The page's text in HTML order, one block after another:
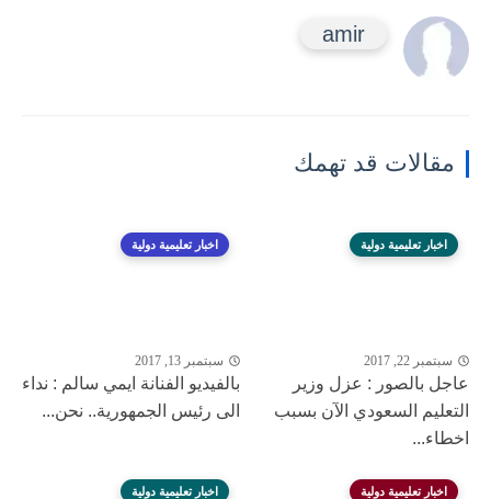
amir
مقالات قد تهمك
اخبار تعليمية دولية
سبتمبر 22, 2017
عاجل بالصور : عزل وزير
التعليم السعودي الآن بسبب
اخطاء...
اخبار تعليمية دولية
سبتمبر 13, 2017
بالفيديو الفنانة ايمي سالم : نداء
الى رئيس الجمهورية.. نحن...
اخبار تعليمية دولية اخبار تعليمية دولية